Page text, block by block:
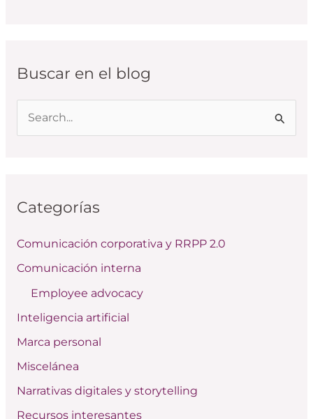
Buscar en el blog
a
p
o
:
Categorías
Comunicación corporativa y RRPP 2.0
Comunicación interna
Employee advocacy
Inteligencia artificial
Marca personal
Miscelánea
Narrativas digitales y storytelling
Recursos interesantes